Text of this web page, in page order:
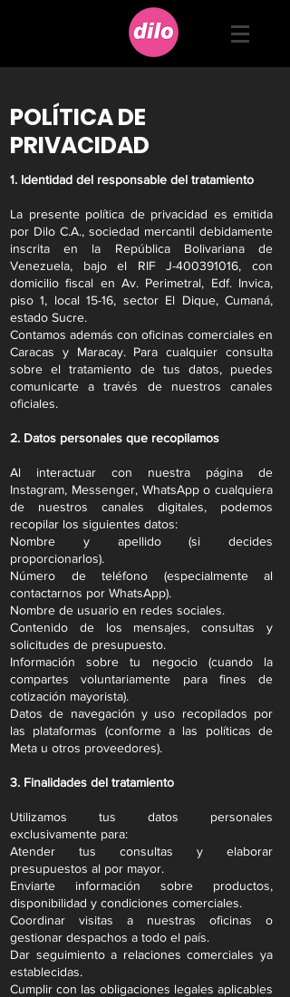
POLÍTICA DE
PRIVACIDAD
1. Identidad del responsable del tratamiento
La presente política de privacidad es emitida
por Dilo C.A., sociedad mercantil debidamente
inscrita en la República Bolivariana de
Venezuela, bajo el RIF J-400391016, con
domicilio fiscal en Av. Perimetral, Edf. Invica,
piso 1, local 15-16, sector El Dique, Cumaná,
estado Sucre.
Contamos además con oficinas comerciales en
Caracas y Maracay. Para cualquier consulta
sobre el tratamiento de tus datos, puedes
comunicarte a través de nuestros canales
oficiales.
2. Datos personales que recopilamos
Al interactuar con nuestra página de
Instagram, Messenger, WhatsApp o cualquiera
de nuestros canales digitales, podemos
recopilar los siguientes datos:
Nombre y apellido (si decides
proporcionarlos).
Número de teléfono (especialmente al
contactarnos por WhatsApp).
Nombre de usuario en redes sociales.
Contenido de los mensajes, consultas y
solicitudes de presupuesto.
Información sobre tu negocio (cuando la
compartes voluntariamente para fines de
cotización mayorista).
Datos de navegación y uso recopilados por
las plataformas (conforme a las políticas de
Meta u otros proveedores).
3. Finalidades del tratamiento
Utilizamos tus datos personales
exclusivamente para:
Atender tus consultas y elaborar
presupuestos al por mayor.
Enviarte información sobre productos,
disponibilidad y condiciones comerciales.
Coordinar visitas a nuestras oficinas o
gestionar despachos a todo el país.
Dar seguimiento a relaciones comerciales ya
establecidas.
Cumplir con las obligaciones legales aplicables